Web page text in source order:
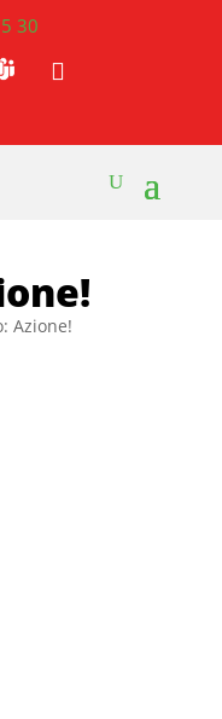
30

Azione!